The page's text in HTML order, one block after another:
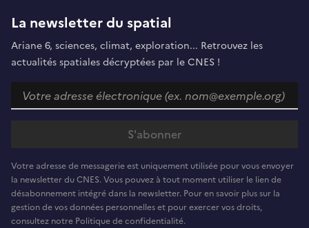
La newsletter du spatial
Ariane 6, sciences, climat, exploration... Retrouvez les
actualités spatiales décryptées par le CNES !
Votre adresse de messagerie est uniquement utilisée pour vous envoyer
la newsletter du CNES. Vous pouvez à tout moment utiliser le lien de
désabonnement intégré dans la newsletter. Pour en savoir plus sur la
gestion de vos données personnelles et pour exercer vos droits,
consultez notre Politique de confidentialité.